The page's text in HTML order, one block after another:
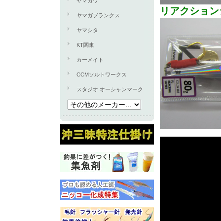
ヤマガブランクス
ヤマシタ
KT関東
カーメイト
CCMソルトワークス
スタジオ オーシャンマーク
リアクショ